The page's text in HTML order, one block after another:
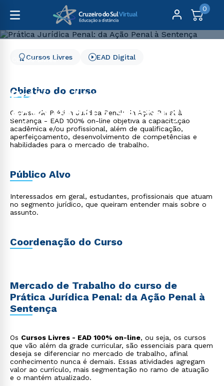
0
Cursos Livres
Prática Jurídica Penal: da
Ação Penal à Sentença
Cursos Livres EAD Digital
Objetivo do curso
O curso de Prática Jurídica Penal: da Ação Penal à
Sentença - EAD 100% on-line objetiva a capacitação
acadêmica e/ou profissional, além de qualificação,
aperfeiçoamento, desenvolvimento de competências e
habilidades para o mercado de trabalho.
Público Alvo
Interessados em geral, estudantes, profissionais que atuam
no segmento jurídico, que queiram entender mais sobre o
assunto.
Coordenação do Curso
Mercado de Trabalho do curso de
Prática Jurídica Penal: da Ação Penal à
Sentença
Os Cursos Livres - EAD 100% on-line, ou seja, os cursos
que vão além da grade curricular, são essenciais para quem
deseja se diferenciar no mercado de trabalho, afinal
conhecimento nunca é demais. Essas atividades agregam
valor ao currículo, mais segmentação no ramo de atuação
e o mantém atualizado.